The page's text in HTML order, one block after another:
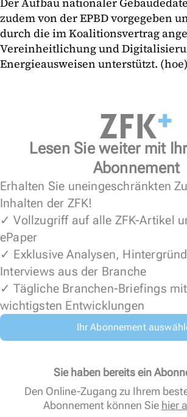
zudem von der EPBD vorgegeben
durch die im Koalitionsvertrag
Vereinheitlichung und
Energieausweisen unterstützt. (hoe)
Lesen Sie weiter mit
Abonnement
Erhalten Sie uneingeschränkten
Inhalten der ZFK!
✓ Vollzugriff auf alle ZFK-Artikel
ePaper
✓ Exklusive Analysen,
Interviews aus der Branche
✓ Tägliche Branchen-Briefings
wichtigsten Entwicklungen
Ihr Abonnement
Sie haben bereits ein
Den Online-Zugang zu Ihrem
Abonnement können Sie hier